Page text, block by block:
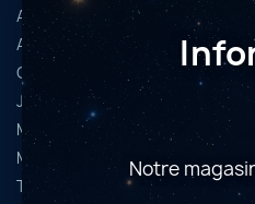
Accessoires
Articles d’occasion
Caméras astrophoto
Jumelles et longues-vues
Microscopes
Montures
Télescopes
Notre